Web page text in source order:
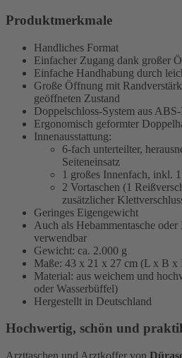
Produktmerkmale
Handliches Format
Einfacher Zugang dank großer
Einfache Handhabung durch
Große Öffnung mit
geöffneten Zustand
Doppelschloss-System aus
Ergonomisch geformter
Innenausstattung:
6-fach unterteilter,
Seiteneinsatz
1 großes Innenfach, inkl.
2 Vortaschen (1
zusätzlicher
Geringes Eigengewicht
Auch als Hebammentasche
verwendbar
Gewicht: ca. 2.000 g
Maße: 43 x 21 x 27 cm (L x B x
Material: aus weichem und
oder Wasserbüffel)
Hergestellt in Deutschland
Hochwertig, schön und